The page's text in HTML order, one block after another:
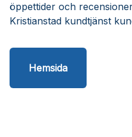
öppettider och
Kristianstad kundtjänst
Hemsida